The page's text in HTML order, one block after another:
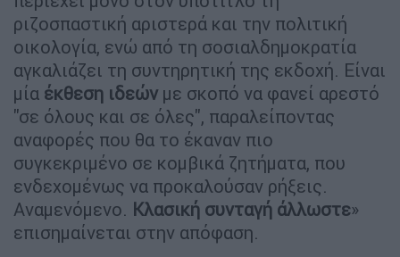
ριζοσπαστική αριστερά και την πολιτική
οικολογία, ενώ από τη σοσιαλδημοκρατία
αγκαλιάζει τη συντηρητική της εκδοχή. Είναι
μία έκθεση ιδεών με σκοπό να φανεί αρεστό
"σε όλους και σε όλες", παραλείποντας
αναφορές που θα το έκαναν πιο
συγκεκριμένο σε κομβικά ζητήματα, που
ενδεχομένως να προκαλούσαν ρήξεις.
Αναμενόμενο. Κλασική συνταγή άλλωστε»
επισημαίνεται στην απόφαση.